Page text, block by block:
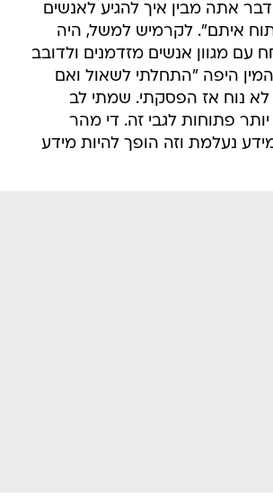
אתה מבין איך להגיע לאנשים
איתם". לקרמיש למשל, היה
עם מגוון אנשים מזדמנים ולדובב
היפה "התחלתי לשאול ואם
לא נוח אז הפסקתי. שמתי לב
פתוחות לגבי זה. די מהר
נעלמת וזה הופך להיות מידע